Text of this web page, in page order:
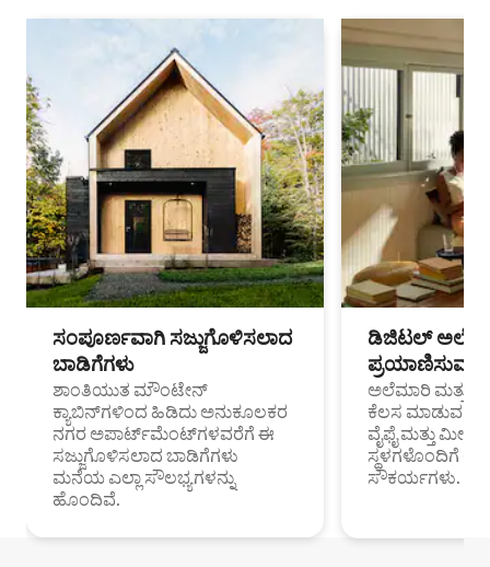
ಸಂಪೂರ್ಣವಾಗಿ ಸಜ್ಜುಗೊಳಿಸಲಾದ
ಬಾಡಿಗೆಗಳು
ಶಾಂತಿಯುತ ಮೌಂಟೇನ್
ಕ್ಯಾಬಿನ್‌ಗಳಿಂದ ಹಿಡಿದು ಅನುಕೂಲಕರ
ನಗರ ಅಪಾರ್ಟ್‌ಮೆಂಟ್‌ಗಳವರೆಗೆ ಈ
ಸಜ್ಜುಗೊಳಿಸಲಾದ ಬಾಡಿಗೆಗಳು
ಮನೆಯ ಎಲ್ಲಾ ಸೌಲಭ್ಯಗಳನ್ನು
ಹೊಂದಿವೆ.
ಡಿಜಿಟಲ್
ಪ್ರಯಾಣಿಸುವ
ಅಲೆಮಾರಿ ಮತ್ತು
ಕೆಲಸ ಮಾಡುವ
ವೈಫೈ ಮತ್ತು
ಸ್ಥಳಗಳೊಂದಿಗೆ
ಸೌಕರ್ಯಗಳು.